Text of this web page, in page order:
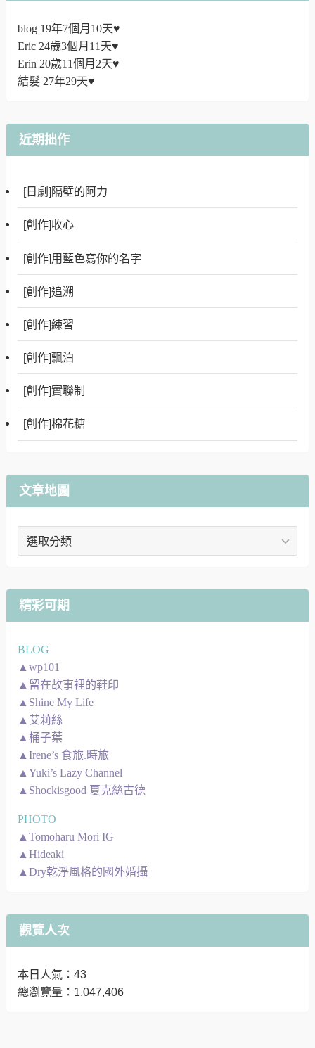
blog 19年7個月10天♥
Eric 24歲3個月11天♥
Erin 20歲11個月2天♥
結髮 27年29天♥
近期拙作
[日劇]隔壁的阿力
[創作]收心
[創作]用藍色寫你的名字
[創作]追溯
[創作]練習
[創作]飄泊
[創作]實聯制
[創作]棉花糖
文章地圖
文
精彩可期
BLOG
▲wp101
▲留在故事裡的鞋印
▲Shine My Life
▲艾莉絲
▲桶子葉
▲Irene’s 食旅.時旅
▲Yuki’s Lazy Channel
▲Shockisgood 夏克絲古德
PHOTO
▲Tomoharu Mori IG
▲Hideaki
▲Dry乾淨風格的國外婚攝
觀覽人次
本日人氣：43
總瀏覽量：1,047,406